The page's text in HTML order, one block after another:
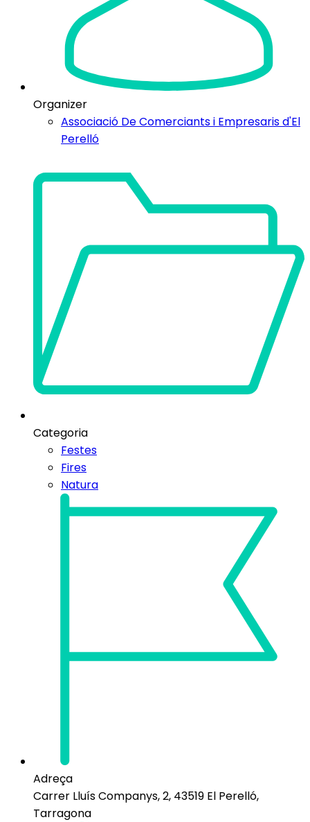
Organizer
Associació De Comerciants i Empresaris d'El
Perelló
Categoria
Festes
Fires
Natura
Adreça
Carrer Lluís Companys, 2, 43519 El Perelló,
Tarragona